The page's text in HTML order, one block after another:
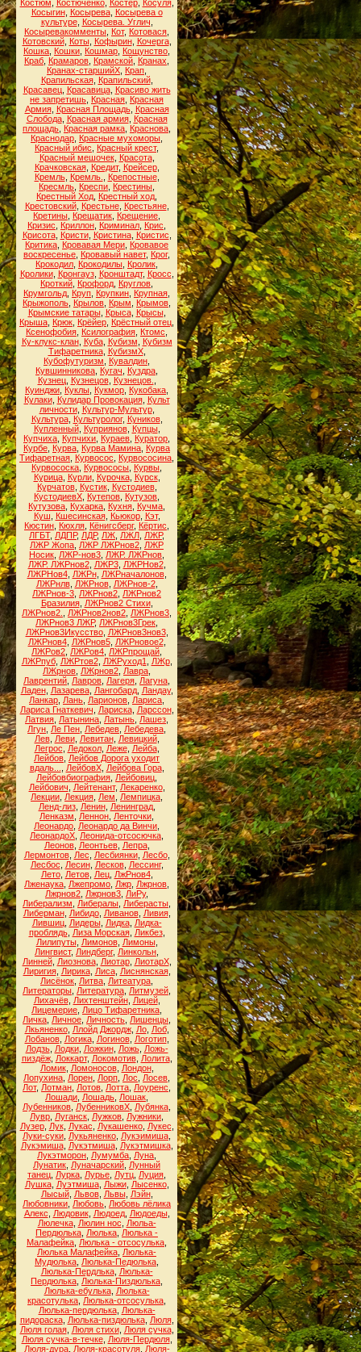
Костюм Костюченко, Костёр, Косуля,
Косыгин, Косырева, Косырева о
культуре, Косырева. Углич
Косыревакомменты Кот, Котовася
Котовский, Коты, Кофырин, Кочерга,
Кошка Кошки Кошмар Кощунство
Краб Крамаров Крамской Кранах
Кранах-старшийХ Крап
Крапильская, Крапильский,
Красавец, Красавица, Красиво жить
не запретишь Красная Красная
Армия, Красная Площадь, Красная
Слобода, Красная армия, Красная
площадь Красная рамка Краснова
Краснодар Красные мухоморы
Красный ибис
Красный крест,
Красный мешочек, Красота,
Крачковская, Кредит, Крейсер,
Кремль, Кремль. Крепостные,
Кресмль Креспи Крестины
Крестный Ход Крестный ход
Крестовский, Крестьне, Крестьяне,
Кретины Крещатик Крещение
Кризис
Криллон Криминал Крис
Крисота, Кристи, Кристина, Кристис
Критика Кровавая Мери Кровавое
воскресенье Кровавый навет, Крог,
Крокодил Крокодилы Кролик
Кролики, Кронгауз, Кронштадт, Кросс
Кроткий Крофорд Круглов
Крумгольд Круп Крупкин Крупная
Крыжополь Крылов Крым Крымов
Крымские татары, Крыса, Крысы,
Крыша Крюк Крёйер Крёстный отец
Ксенофобия Ксилография Ктомс
Ку-клукс-клан, Куба, Кубизм
Кубизм
Тифаретника, КубизмХ,
Кубофутуризм
Кувалдин
Кувшинникова Кугач Куздра
Кузнец, Кузнецов, Кузнецов.
Куинджи Куклы Кукмор Кукобака
Кулаки, Кулидар Провокация, Культ
личности, Культур-Мультур,
Культура, Культуролог, Куников,
Купленный, Куприянов, Купцы,
Купчиха Купчихи Кураев Куратор
Курбе Курва Курва Мамина Курва
Тифаретная Курвосос Курвососина
Курвососка Курвососы Курвы
Курица, Курли, Курочка, Курск,
Курчатов, Кустик, Кустодиев,
КустодиевХ Кутепов Кутузов
Кутузова Кухарка Кухня Кучма
Куш
Кшесинская, Кьюкор, Кэт,
Кюстин Кюхля Кёнигсберг, Кёртис
ЛГБТ, ЛДПР, ЛДР, ЛЖ ЛЖЛ ЛЖР,
ЛЖР Жопа ЛЖР ЛЖРнов2 ЛЖР
Носик ЛЖР-нов3 ЛЖР. ЛЖРнов
ЛЖР. ЛЖРнов2, ЛЖР3, ЛЖРНов2,
ЛЖРНов4, ЛЖРн, ЛЖРначалонов,
ЛЖРнлв, ЛЖРнов, ЛЖРнов-2,
ЛЖРнов-3 ЛЖРнов2 ЛЖРнов2
Бразилия, ЛЖРнов2 Стихи,
ЛЖРнов2.
ЛЖРнов2нов2 ЛЖРнов3
ЛЖРнов3 ЛЖР, ЛЖРнов3Грек
ЛЖРнов3Икусство, ЛЖРнов3нов3,
ЛЖРнов4, ЛЖРнов5, ЛЖРновое2,
ЛЖРов2 ЛЖРов4 ЛЖРпрощай
ЛЖРпуб, ЛЖРтов2, ЛЖРуход1 ЛЖр,
ЛЖрнов ЛЖрнов2 Лавра
Лаврентий Лавров Лагеря Лагуна
Ладен, Лазарева, Лангобард, Ландау,
Ланкар Лань Ларионов Лариса
Лариса Гнаткевич
Лариска, Ларссон,
Латвия Латынина Латынь Лашез
Лгун Ле Пен Лебедев Лебедева
Лев, Леви, Левитан, Левицкий,
Легрос
Ледокол, Леже, Лейба,
Лейбов Лейбов Дорога уходит
вдаль...
ЛейбовХ, Лейбова Гора,
Лейбовбиография Лейбовиц
Лейбович
Лейтенант, Лекаренко,
Лекции Лекция Лем Лемпицка
Ленд-лиз, Ленин, Ленинград,
Ленказм
Леннон Ленточки
Леонардо Леонардо да Винчи
ЛеонардоХ Леонида-отсосючка
Леонов, Леонтьев, Лепра,
Лермонтов, Лес Лесбиянки, Лесбо,
Лесбос
Лесин, Лесков, Лессинг,
Лето, Летов, Лец, ЛжРнов4,
Лженаука Лжепромо Лжр Лжрнов
Лжрнов2 Лжрнов3 ЛиРу,
Либерализм
Либералы Либерасты
Либерман, Либидо, Ливанов, Ливия,
Лившиц, Лидеры, Лидка, Лидка-
проблядь, Лиза Морская, Ликбез,
Лилипуты, Лимонов, Лимоны,
Лингвист, Линдберг, Линкольн
Линней, Лиознова, Лиотар, ЛиотарХ,
Лиригия, Лирика, Лиса, Лиснянская,
Лисёнок Литва Литеатура
Литераторы Литература Литмузей
Лихачёв, Лихтенштейн, Лицей,
Лицемерие Лицо Тифаретника
Личка Личное Личность Лишенцы
Лкьяненко, Ллойд Джордж, Ло, Лоб,
Лобанов, Логика, Логинов, Логотип,
Лодзь, Лодки, Ложкин, Ложь, Ложь-
пиздёж, Локкарт, Локомотив, Лолита,
Ломик, Ломоносов, Лондон,
Лопухина Лорен Лорп Лос Лосев
Лот, Лотман Лотов Лотта Лоуренс
Лошади Лошадь Лошак
Лубенников ЛубенниковХ Лубянка
Лувр Луганск Лужков Лужники
Лузер, Лук, Лукас Лукашенко, Лукес
Луки-суки Лукьяненко Лукэимиша
Лукэмиша, Лукэтмиша, Лукэтмишка,
Лукэтморон Лумумба Луна
Лунатик Луначарский Лунный
танец Лурка Лурье Лутц Луция
Лушка, Луэтмиша, Лыжи, Лысенко,
Лысый, Львов, Львы, Лэйн,
Любовники Любовь Любовь лёлика
Алекс
Людовик, Людоед, Людоеды,
Люлечка, Люлин нос
Люльа-
Пердюлька Люлька Люлька -
Малафейка Люлька - отсосулька
Люлька Малафейка Люлька-
Мудюлька Люлька-Педюлька
Люлька-Пердлька, Люлька-
Пердюлька Люлька-Пиздюлька
Люлька-ебулька, Люлька-
красотулька Люлька-отсосулька
Люлька-пердюлька, Люлька-
пидораска, Люлька-пиздюлька, Люля,
Люля голая, Люля стихи, Люля сучка,
Люля сучка-в-течке, Люля-Пердюля,
Люля-дура, Люля-красотуля, Люля-